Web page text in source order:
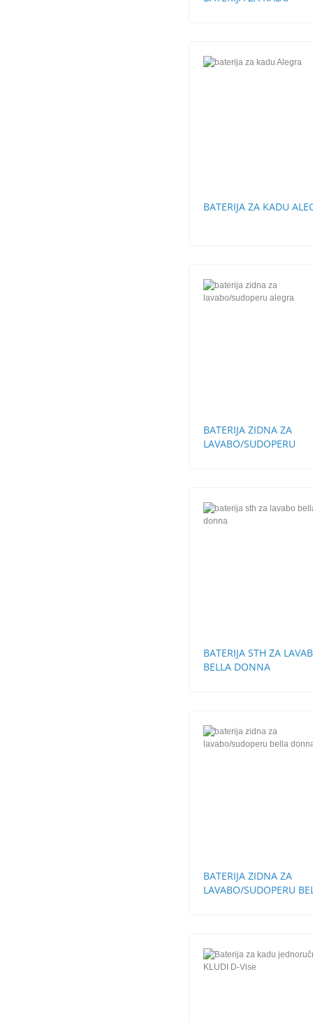
BATERIJA ZA KADU
BATERIJA ZIDNA ZA
LAVABO/SUDOPERU
BATERIJA STH ZA
BELLA DONNA
BATERIJA ZIDNA ZA
LAVABO/SUDOPERU